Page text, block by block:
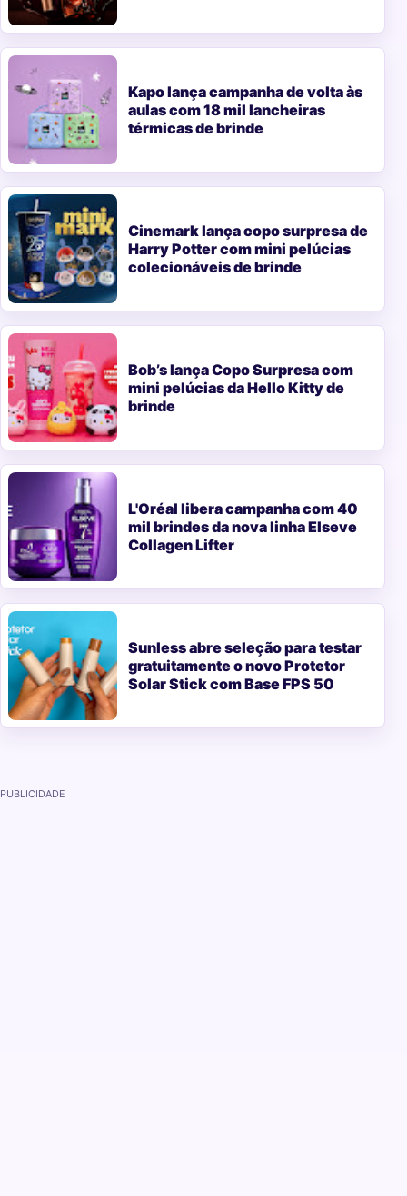
Kapo lança campanha de volta às
aulas com 18 mil lancheiras
térmicas de brinde
Cinemark lança copo surpresa de
Harry Potter com mini pelúcias
colecionáveis de brinde
Bob’s lança Copo Surpresa com
mini pelúcias da Hello Kitty de
brinde
L'Oréal libera campanha com 40
mil brindes da nova linha Elseve
Collagen Lifter
Sunless abre seleção para testar
gratuitamente o novo Protetor
Solar Stick com Base FPS 50
PUBLICIDADE